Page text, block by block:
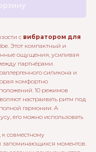
с вибратором для
Этот компактный и
ощущения, усиливая
партнёрами.
силикона и
комфортно
10 режимов
настраивать ритм под
гармонии. А
его можно использовать
к совместному
запоминающихся моментов.